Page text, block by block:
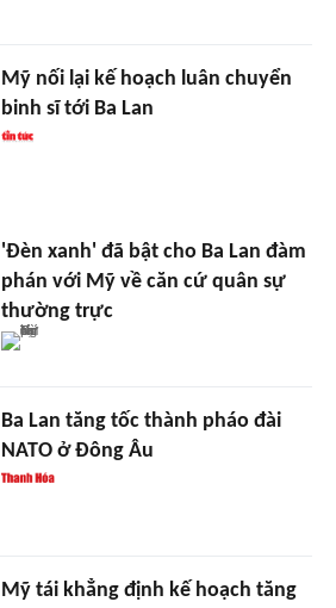
Mỹ nối lại kế hoạch luân chuyển
binh sĩ tới Ba Lan
'Đèn xanh' đã bật cho Ba Lan đàm
phán với Mỹ về căn cứ quân sự
thường trực
Ba Lan tăng tốc thành pháo đài
NATO ở Đông Âu
Mỹ tái khẳng định kế hoạch tăng